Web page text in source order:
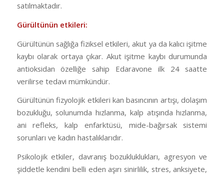
satılmaktadır.
Gürültünün etkileri:
Gürültünün sağlığa fiziksel etkileri, akut ya da kalıcı işitme
kaybı olarak ortaya çıkar. Akut işitme kaybı durumunda
antioksidan özelliğe sahip Edaravone ilk 24 saatte
verilirse tedavi mümkündür.
Gürültünün fizyolojik etkileri kan basıncının artışı, dolaşım
bozukluğu, solunumda hızlanma, kalp atışında hızlanma,
ani refleks, kalp enfarktüsü, mide-bağırsak sistemi
sorunları ve kadın hastalıklarıdır.
Psikolojik etkiler, davranış bozukluklukları, agresyon ve
şiddetle kendini belli eden aşırı sinirlilik, stres, anksiyete,